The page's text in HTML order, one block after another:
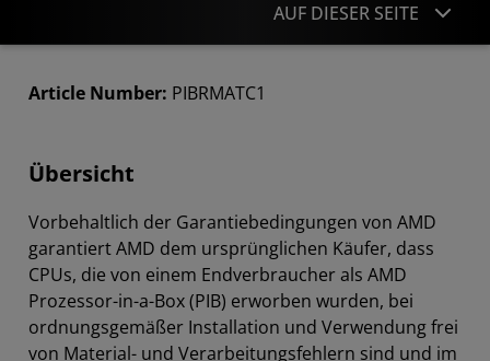
Article Number: PIBRMATC1
AUF DIESER SEITE
Übersicht
Vorbehaltlich der Garantiebedingungen von AMD
garantiert AMD dem ursprünglichen Käufer, dass
CPUs, die von einem Endverbraucher als AMD
Prozessor-in-a-Box (PIB) erworben wurden, bei
ordnungsgemäßer Installation und Verwendung frei
von Material- und Verarbeitungsfehlern sind und im